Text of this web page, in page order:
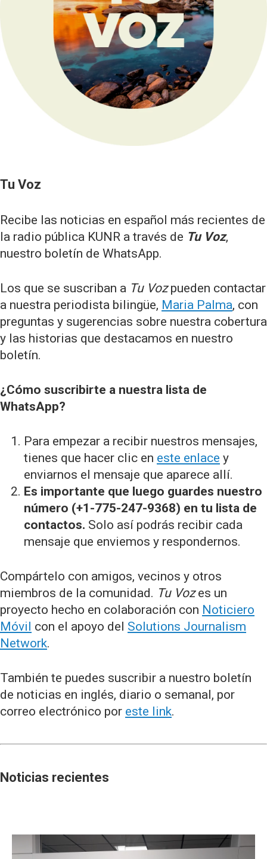
Tu Voz
Recibe las noticias en español más recientes de
la radio pública KUNR a través de Tu Voz,
nuestro boletín de WhatsApp.
Los que se suscriban a Tu Vozpueden contactar
a nuestra periodista bilingüe, Maria Palma, con
preguntas y sugerencias sobre nuestra cobertura
y las historias que destacamos en nuestro
boletín.
¿Cómo suscribirte a nuestra lista de
WhatsApp?
Para empezar a recibir nuestros mensajes,
tienes que hacer clic en este enlace y
enviarnos el mensaje que aparece allí.
Es importante que luego guardes nuestro
número (+1-775-247-9368) en tu lista de
contactos. Solo así podrás recibir cada
mensaje que enviemos y respondernos.
Compártelo con amigos, vecinos y otros
miembros de la comunidad. Tu Vozes un
proyecto hecho en colaboración con Noticiero
Móvil con el apoyo del Solutions Journalism
Network.
También te puedes suscribir a nuestro boletín
de noticias en inglés, diario o semanal, por
correo electrónico por este link.
Noticias recientes